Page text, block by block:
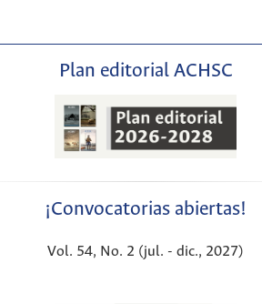
Plan editorial ACHSC
¡Convocatorias abiertas!
Vol. 54, No. 2 (jul. - dic., 2027)